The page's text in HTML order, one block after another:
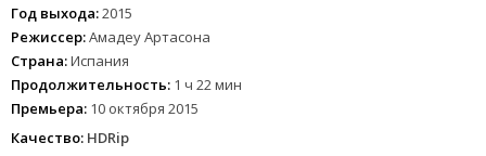
Год выхода:2015
Режиссер:Амадеу Артасона
Страна:Испания
Продолжительность: 1 ч 22 мин
Премьера: 10 октября 2015
Качество: HDRip